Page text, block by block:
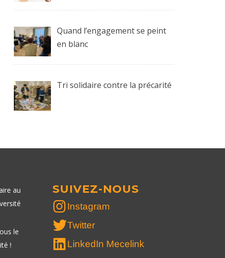
Quand l’engagement se peint
en blanc
Tri solidaire contre la précarité
au
le
!
SUIVEZ-NOUS
Instagram
Twitter
LinkedIn Mecelink